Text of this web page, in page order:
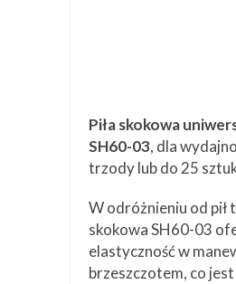
Piła skokowa
SH60-03, dla
trzody lub do 25
W odróżnieniu od pił
skokowa SH60-03
elastyczność w
brzeszczotem, co